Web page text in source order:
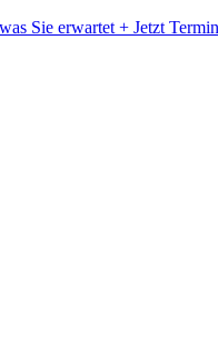
Sie erwartet + Jetzt Termin